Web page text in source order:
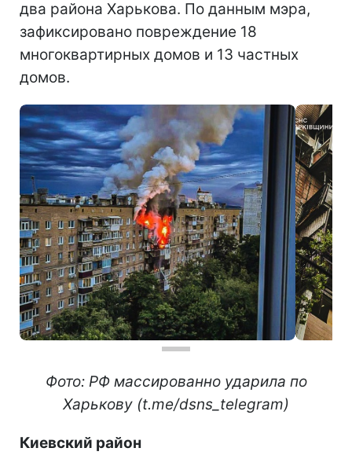
два района Харькова. По данным мэра,
зафиксировано повреждение 18
многоквартирных домов и 13 частных
домов.
Фото: РФ массированно ударила по
Харькову (t.me/dsns_telegram)
Киевский район